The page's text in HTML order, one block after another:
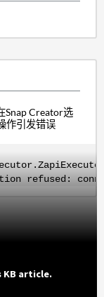
Snap Creator选
作引发错误
refused:
article.